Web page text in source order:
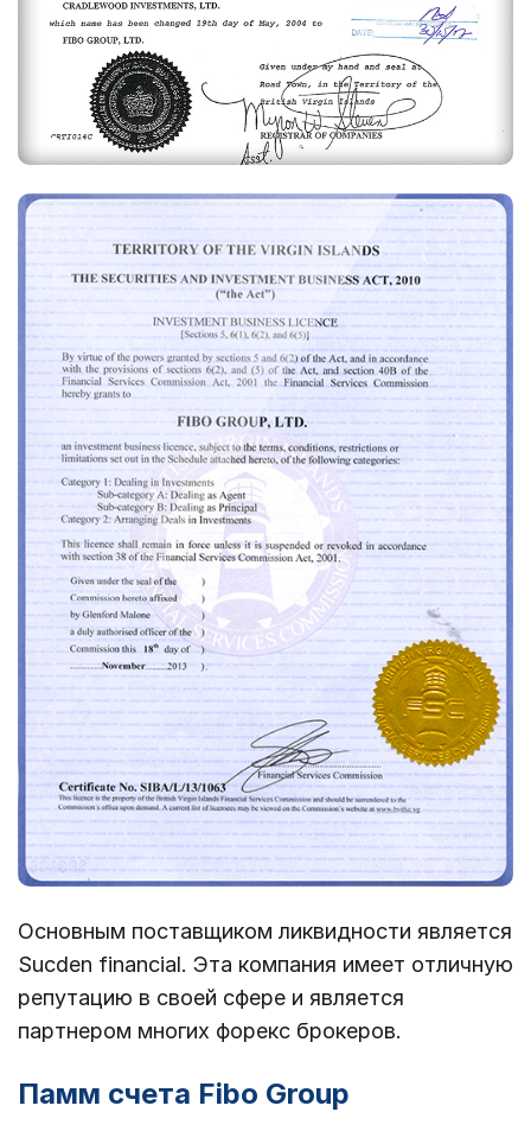
Основным поставщиком ликвидности является
Sucden financial. Эта компания имеет отличную
репутацию в своей сфере и является
партнером многих форекс брокеров.
Памм счета Fibo Group